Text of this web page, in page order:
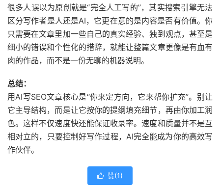
很多人误以为原创就是“完全人工写的”，其实搜索引擎无法
区分写作者是人还是AI，它更在意的是内容是否有价值。你
只需要在文章里加一些自己的真实经验、独到观点，甚至是
细小的错误和个性化的措辞，就能让整篇文章更像是有血有
肉的作品，而不是一份无聊的机器说明。
总结：
用AI写SEO文章核心是“你来定方向，它来帮你扩充”。别让
它主导结构，而是让它按你的提纲填充细节，再由你加工润
色。这样不仅速度快还能保证收录率。速度和质量并不是互
相对立的，只要控制好写作过程，AI完全能成为你的高效写
作伙伴。
 赞(1)